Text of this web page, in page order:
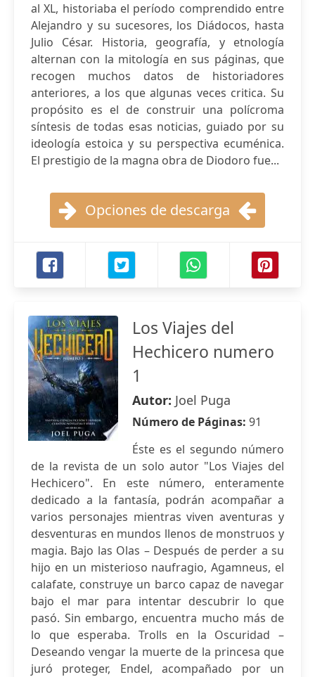
al XL, historiaba el período comprendido entre
Alejandro y su sucesores, los Diádocos, hasta
Julio César. Historia, geografía, y etnología
alternan con la mitología en sus páginas, que
recogen muchos datos de historiadores
anteriores, a los que algunas veces critica. Su
propósito es el de construir una polícroma
síntesis de todas esas noticias, guiado por su
ideología estoica y su perspectiva ecuménica.
El prestigio de la magna obra de Diodoro fue...
Opciones de descarga
Los Viajes del
Hechicero numero
1
Autor: Joel Puga
Número de Páginas: 91
Éste es el segundo número
de la revista de un solo autor "Los Viajes del
Hechicero". En este número, enteramente
dedicado a la fantasía, podrán acompañar a
varios personajes mientras viven aventuras y
desventuras en mundos llenos de monstruos y
magia. Bajo las Olas – Después de perder a su
hijo en un misterioso naufragio, Agamneus, el
calafate, construye un barco capaz de navegar
bajo el mar para intentar descubrir lo que
pasó. Sin embargo, encuentra mucho más de
lo que esperaba. Trolls en la Oscuridad –
Deseando vengar la muerte de la princesa que
juró proteger, Endel, acompañado por un